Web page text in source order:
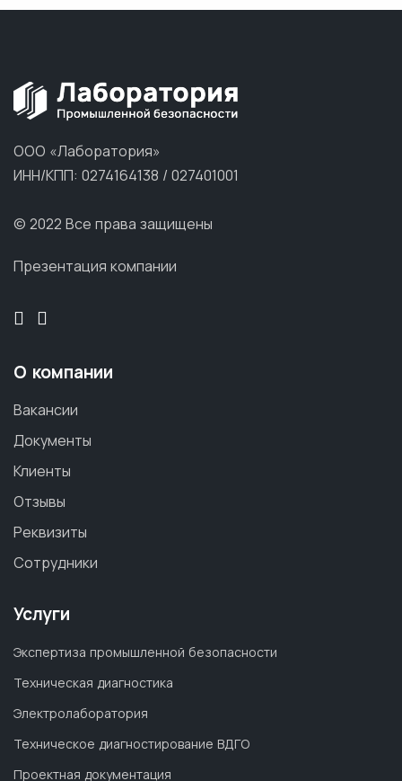
ООО «Лаборатория»
ИНН/КПП: 0274164138 / 027401001
© 2022 Все права защищены
Презентация компании
О компании
Вакансии
Документы
Клиенты
Отзывы
Реквизиты
Сотрудники
Услуги
Экспертиза промышленной безопасности
Техническая диагностика
Электролаборатория
Техническое диагностирование ВДГО
Проектная документация